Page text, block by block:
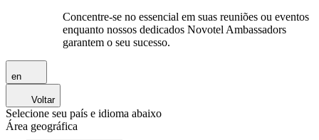
Concentre-se no essencial em suas reuniões ou eventos
enquanto nossos dedicados Novotel Ambassadors
garantem o seu sucesso.
en
Voltar
Selecione seu país e idioma abaixo
Área geográfica